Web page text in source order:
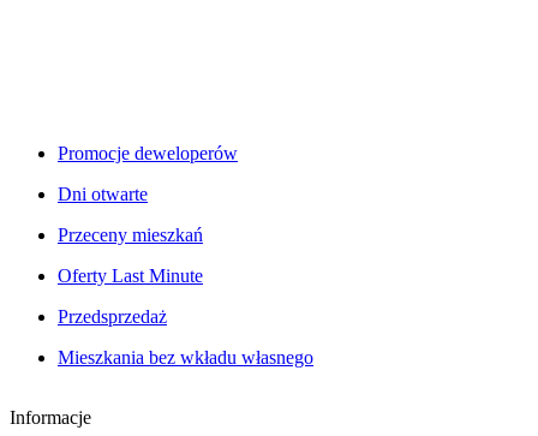
Promocje deweloperów
Dni otwarte
Przeceny mieszkań
Oferty Last Minute
Przedsprzedaż
Mieszkania bez wkładu własnego
Informacje